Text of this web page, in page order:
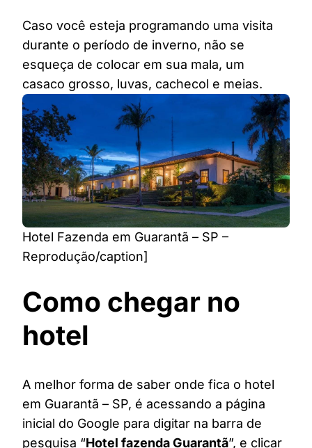
Caso você esteja programando uma visita
durante o período de inverno, não se
esqueça de colocar em sua mala, um
casaco grosso, luvas, cachecol e meias.
Hotel Fazenda em Guarantã – SP –
Reprodução/caption]
Como chegar no
hotel
A melhor forma de saber onde fica o hotel
em Guarantã – SP, é acessando a página
inicial do Google para digitar na barra de
pesquisa “Hotel fazenda Guarantã”, e clicar